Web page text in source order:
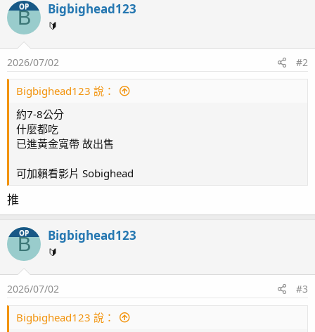
OP
B Bigbighead123
🔰
2026/07/02 #2
Bigbighead123 說：
約7-8公分
什麼都吃
已進黃金寬帶 故出售
可加賴看影片 Sobighead
推
OP
B Bigbighead123
🔰
2026/07/02 #3
Bigbighead123 說：